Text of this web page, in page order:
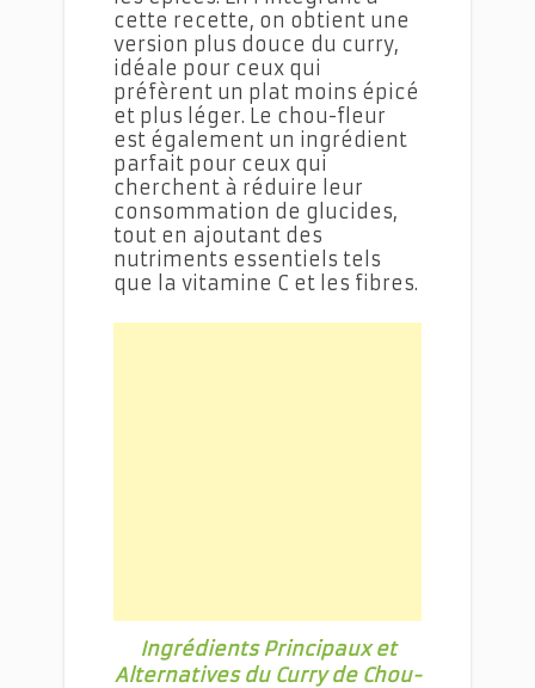
cette recette, on obtient une
version plus douce du curry,
idéale pour ceux qui
préfèrent un plat moins épicé
et plus léger. Le chou-fleur
est également un ingrédient
parfait pour ceux qui
cherchent à réduire leur
consommation de glucides,
tout en ajoutant des
nutriments essentiels tels
que la vitamine C et les fibres.
Ingrédients Principaux et
Alternatives du Curry de Chou-